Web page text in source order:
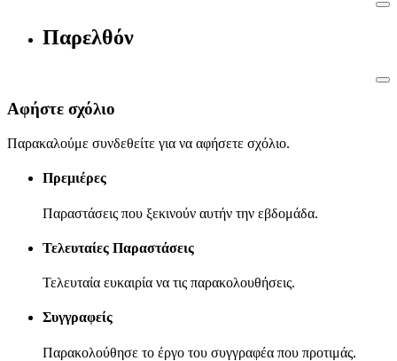
Παρελθόν
Αφήστε σχόλιο
Παρακαλούμε συνδεθείτε για να αφήσετε σχόλιο.
Πρεμιέρες
Παραστάσεις που ξεκινούν αυτήν την εβδομάδα.
Τελευταίες Παραστάσεις
Τελευταία ευκαιρία να τις παρακολουθήσεις.
Συγγραφείς
Παρακολούθησε το έργο του συγγραφέα που προτιμάς.